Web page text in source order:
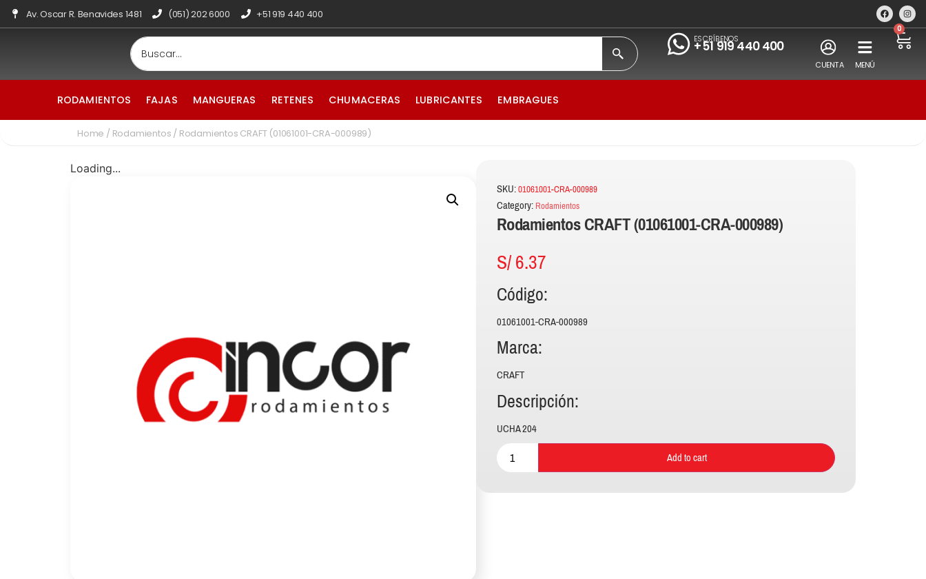
Av. Oscar R. Benavides 1481 (051) 202 6000 +51 919 440 400
ESCRÍBENOS
+51 919 440 400
CUENTA MENÚ
0
RODAMIENTOS FAJAS MANGUERAS RETENES CHUMACERAS LUBRICANTES EMBRAGUES
Home / Rodamientos / Rodamientos CRAFT (01061001-CRA-000989)
Loading...
SKU:01061001-CRA-000989
Category: Rodamientos
Rodamientos CRAFT (01061001-CRA-000989)
S/6.37
Código:
01061001-CRA-000989
Marca:
CRAFT
Descripción:
UCHA 204
Add to cart